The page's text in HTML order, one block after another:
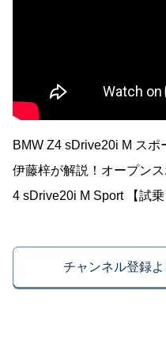
BMW Z4 sDrive20i M ス
伊藤梓が解説！オープン
4 sDrive20i M Sport 【試
チャンネル登録